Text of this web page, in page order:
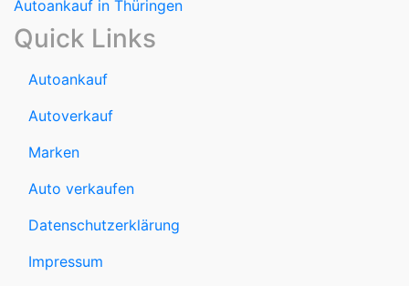
Autoankauf in Thüringen
Quick Links
Autoankauf
Autoverkauf
Marken
Auto verkaufen
Datenschutzerklärung
Impressum